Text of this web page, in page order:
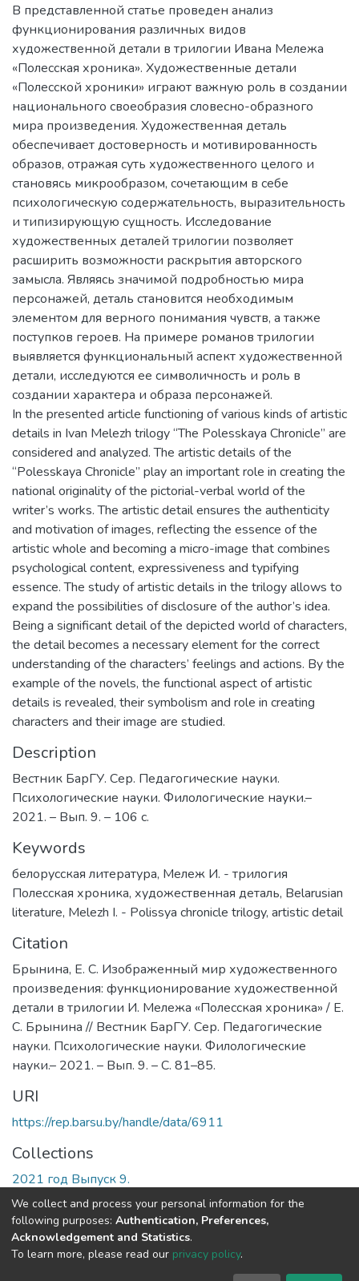
В представленной статье проведен анализ
функционирования различных видов
художественной детали в трилогии Ивана Мележа
«Полесская хроника». Художественные детали
«Полесской хроники» играют важную роль в создании
национального своеобразия словесно-образного
мира произведения. Художественная деталь
обеспечивает достоверность и мотивированность
образов, отражая суть художественного целого и
становясь микрообразом, сочетающим в себе
психологическую содержательность, выразительность
и типизирующую сущность. Исследование
художественных деталей трилогии позволяет
расширить возможности раскрытия авторского
замысла. Являясь значимой подробностью мира
персонажей, деталь становится необходимым
элементом для верного понимания чувств, а также
поступков героев. На примере романов трилогии
выявляется функциональный аспект художественной
детали, исследуются ее символичность и роль в
создании характера и образа персонажей.
In the presented article functioning of various kinds of artistic
details in Ivan Melezh trilogy “The Polesskaya Chronicle” are
considered and analyzed. The artistic details of the
“Polesskaya Chronicle” play an important role in creating the
national originality of the pictorial-verbal world of the
writer’s works. The artistic detail ensures the authenticity
and motivation of images, reflecting the essence of the
artistic whole and becoming a micro-image that combines
psychological content, expressiveness and typifying
essence. The study of artistic details in the trilogy allows to
expand the possibilities of disclosure of the author’s idea.
Being a significant detail of the depicted world of characters,
the detail becomes a necessary element for the correct
understanding of the characters’ feelings and actions. By the
example of the novels, the functional aspect of artistic
details is revealed, their symbolism and role in creating
characters and their image are studied.
Description
Вестник БарГУ. Сер. Педагогические науки.
Психологические науки. Филологические науки.–
2021. – Вып. 9. – 106 с.
Keywords
белорусская литература, Мележ И. - трилогия
Полесская хроника, художественная деталь, Belarusian
literature, Melezh I. - Polissya chronicle trilogy, artistic detail
Citation
Брынина, Е. С. Изображенный мир художественного
произведения: функционирование художественной
детали в трилогии И. Мележа «Полесская хроника» / Е.
С. Брынина // Вестник БарГУ. Сер. Педагогические
науки. Психологические науки. Филологические
науки.– 2021. – Вып. 9. – С. 81–85.
URI
https://rep.barsu.by/handle/data/6911
Collections
2021 год Выпуск 9.
Full item page
DSpace software copyright © 2002-2026
We collect and process your personal information for the
following purposes: Authentication, Preferences,
Acknowledgement and Statistics.
To learn more, please read our privacy policy.